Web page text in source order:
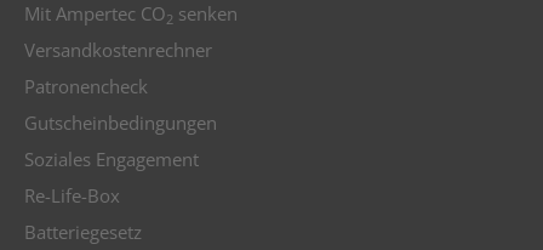
Mit Ampertec CO2 senken
Versandkostenrechner
Patronencheck
Gutscheinbedingungen
Soziales Engagement
Re-Life-Box
Batteriegesetz